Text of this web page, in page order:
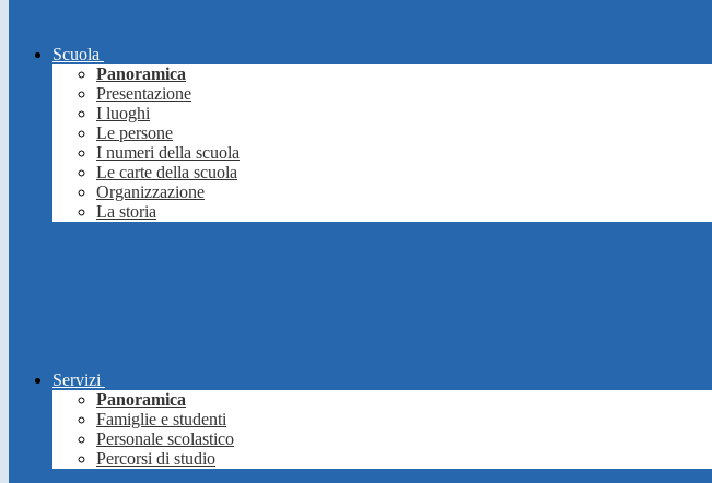
Scuola
Panoramica
Presentazione
I luoghi
Le persone
I numeri della scuola
Le carte della scuola
Organizzazione
La storia
Servizi
Panoramica
Famiglie e studenti
Personale scolastico
Percorsi di studio